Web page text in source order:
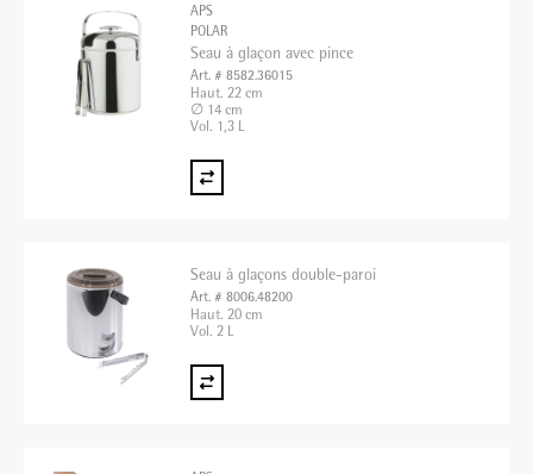
APS
POLAR
Seau à glaçon avec pince
Art. # 8582.36015
Haut. 22 cm
∅ 14 cm
Vol. 1,3 L
Seau à glaçons double-paroi
Art. # 8006.48200
Haut. 20 cm
Vol. 2 L